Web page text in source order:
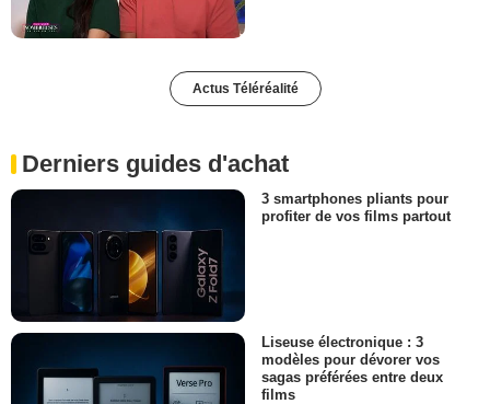
Actus Téléréalité
Derniers guides d'achat
3 smartphones pliants pour
profiter de vos films partout
Liseuse électronique : 3
modèles pour dévorer vos
sagas préférées entre deux
films